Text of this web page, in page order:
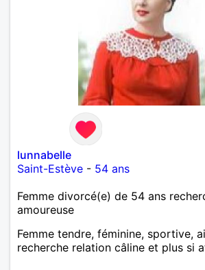
lunnabelle
Saint-Estève - 54 ans
Femme divorcé(e) de 54 ans
amoureuse
Femme tendre, féminine, sportive,
recherche relation câline et plus si